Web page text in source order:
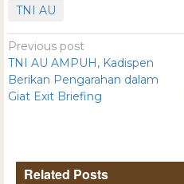
TNI AU
Previous post
TNI AU AMPUH, Kadispen
Berikan Pengarahan dalam
Giat Exit Briefing
Related Posts